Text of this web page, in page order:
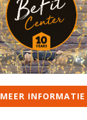
MEER INFORMATIE